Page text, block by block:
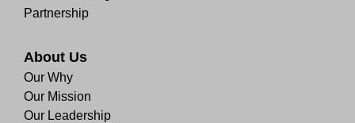
Partnership
About Us
Our Why
Our Mission
Our Leadership